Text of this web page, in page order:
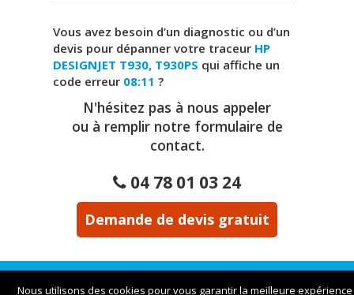
Vous avez besoin d’un diagnostic ou d’un
devis pour dépanner votre traceur HP
DESIGNJET T930, T930PS qui affiche un
code erreur 08:11 ?
N'hésitez pas à nous appeler
ou à remplir notre formulaire de
contact.
04 78 01 03 24
Demande de devis gratuit
Traceur Lyon | 23bis rue Victor et Roger Thomas
Nous utilisons des cookies pour vous garantir la meilleure expérience